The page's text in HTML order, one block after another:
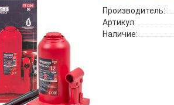
Производитель:
Артикул:
Наличие: